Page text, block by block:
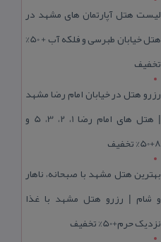
لیست هتل آپارتمان های مشهد در
هتل خیابان طبرسی و فلکه آب + 50%
تخفیف
رزرو هتل در خیابان امام رضا مشهد
| هتل‌ های امام رضا 1، 2، 3، 5 و
8+50% تخفیف
بهترین هتل مشهد با صبحانه، ناهار
و شام | رزرو هتل مشهد با غذا
نزدیک حرم+50% تخفیف